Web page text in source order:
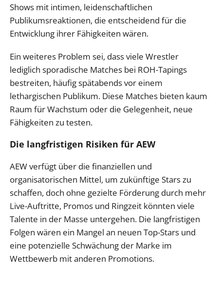
Shows mit intimen, leidenschaftlichen
Publikumsreaktionen, die entscheidend für die
Entwicklung ihrer Fähigkeiten wären.
Ein weiteres Problem sei, dass viele Wrestler
lediglich sporadische Matches bei ROH-Tapings
bestreiten, häufig spätabends vor einem
lethargischen Publikum. Diese Matches bieten kaum
Raum für Wachstum oder die Gelegenheit, neue
Fähigkeiten zu testen.
Die langfristigen Risiken für AEW
AEW verfügt über die finanziellen und
organisatorischen Mittel, um zukünftige Stars zu
schaffen, doch ohne gezielte Förderung durch mehr
Live-Auftritte, Promos und Ringzeit könnten viele
Talente in der Masse untergehen. Die langfristigen
Folgen wären ein Mangel an neuen Top-Stars und
eine potenzielle Schwächung der Marke im
Wettbewerb mit anderen Promotions.